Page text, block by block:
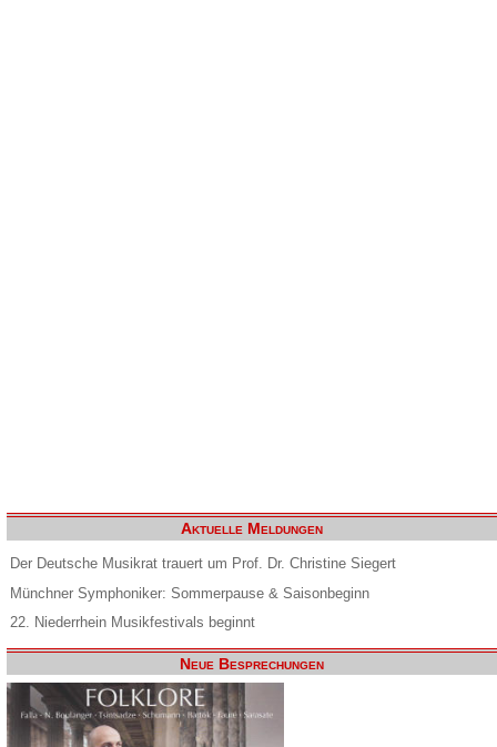
Aktuelle Meldungen
Der Deutsche Musikrat trauert um Prof. Dr. Christine Siegert
Münchner Symphoniker: Sommerpause & Saisonbeginn
22. Niederrhein Musikfestivals beginnt
Neue Besprechungen